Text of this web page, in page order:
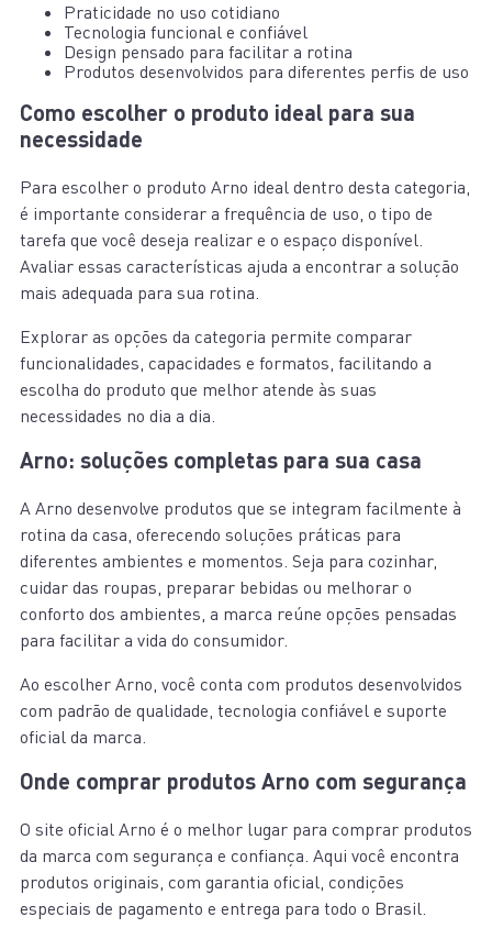
Praticidade no uso cotidiano
Tecnologia funcional e confiável
Design pensado para facilitar a rotina
Produtos desenvolvidos para diferentes perfis de uso
Como escolher o produto ideal para sua
necessidade
Para escolher o produto Arno ideal dentro desta categoria,
é importante considerar a frequência de uso, o tipo de
tarefa que você deseja realizar e o espaço disponível.
Avaliar essas características ajuda a encontrar a solução
mais adequada para sua rotina.
Explorar as opções da categoria permite comparar
funcionalidades, capacidades e formatos, facilitando a
escolha do produto que melhor atende às suas
necessidades no dia a dia.
Arno: soluções completas para sua casa
A Arno desenvolve produtos que se integram facilmente à
rotina da casa, oferecendo soluções práticas para
diferentes ambientes e momentos. Seja para cozinhar,
cuidar das roupas, preparar bebidas ou melhorar o
conforto dos ambientes, a marca reúne opções pensadas
para facilitar a vida do consumidor.
Ao escolher Arno, você conta com produtos desenvolvidos
com padrão de qualidade, tecnologia confiável e suporte
oficial da marca.
Onde comprar produtos Arno com segurança
O site oficial Arno é o melhor lugar para comprar produtos
da marca com segurança e confiança. Aqui você encontra
produtos originais, com garantia oficial, condições
especiais de pagamento e entrega para todo o Brasil.